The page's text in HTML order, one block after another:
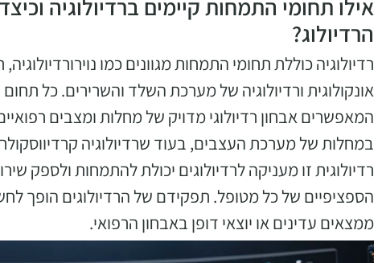
אילו תחומי התמחות קיימים ברדיולוגיה
הרדיולוג?
רדיולוגיה כוללת תחומי התמחות מגוונים כמו נוירורדיולוגיה,
אונקולוגית ורדיולוגיה של מערכת השלד והשרירים. כל תחום
המאפשרים אבחון רדיולוגי מדויק של מחלות ומצבים
במחלות של מערכת העצבים, בעוד שרדיולוגיה
רדיולוגית זו מעניקה לרדיולוגים יכולת להתמחות ולספק
הספציפיים של כל מטופל. תפקידם של הרדיולוגים הופך
ממצאים עדינים או יוצאי דופן באבחון הרפואי.